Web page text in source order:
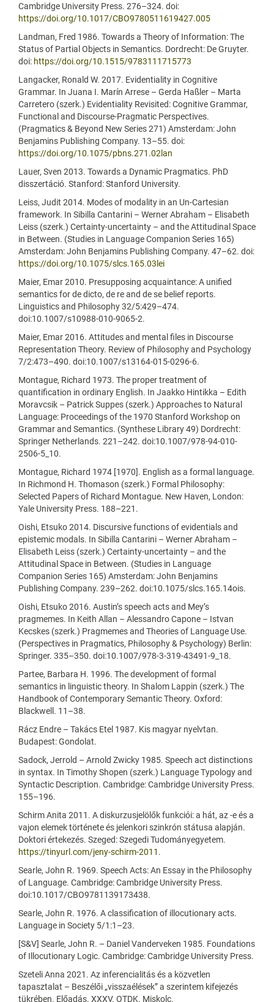
Cambridge University Press. 276–324. doi:
https://doi.org/10.1017/CBO9780511619427.005
Landman, Fred 1986. Towards a Theory of Information: The
Status of Partial Objects in Semantics. Dordrecht: De Gruyter.
doi: https://doi.org/10.1515/9783111715773
Langacker, Ronald W. 2017. Evidentiality in Cognitive
Grammar. In Juana I. Marín Arrese – Gerda Haßler – Marta
Carretero (szerk.) Evidentiality Revisited: Cognitive Grammar,
Functional and Discourse-Pragmatic Perspectives.
(Pragmatics & Beyond New Series 271) Amsterdam: John
Benjamins Publishing Company. 13–55. doi:
https://doi.org/10.1075/pbns.271.02lan
Lauer, Sven 2013. Towards a Dynamic Pragmatics. PhD
disszertáció. Stanford: Stanford University.
Leiss, Judit 2014. Modes of modality in an Un-Cartesian
framework. In Sibilla Cantarini – Werner Abraham – Elisabeth
Leiss (szerk.) Certainty-uncertainty – and the Attitudinal Space
in Between. (Studies in Language Companion Series 165)
Amsterdam: John Benjamins Publishing Company. 47–62. doi:
https://doi.org/10.1075/slcs.165.03lei
Maier, Emar 2010. Presupposing acquaintance: A unified
semantics for de dicto, de re and de se belief reports.
Linguistics and Philosophy 32/5:429–474.
doi:10.1007/s10988-010-9065-2.
Maier, Emar 2016. Attitudes and mental files in Discourse
Representation Theory. Review of Philosophy and Psychology
7/2:473–490. doi:10.1007/s13164-015-0296-6.
Montague, Richard 1973. The proper treatment of
quantification in ordinary English. In Jaakko Hintikka – Edith
Moravcsik – Patrick Suppes (szerk.) Approaches to Natural
Language: Proceedings of the 1970 Stanford Workshop on
Grammar and Semantics. (Synthese Library 49) Dordrecht:
Springer Netherlands. 221–242. doi:10.1007/978-94-010-
2506-5_10.
Montague, Richard 1974 [1970]. English as a formal language.
In Richmond H. Thomason (szerk.) Formal Philosophy:
Selected Papers of Richard Montague. New Haven, London:
Yale University Press. 188–221.
Oishi, Etsuko 2014. Discursive functions of evidentials and
epistemic modals. In Sibilla Cantarini – Werner Abraham –
Elisabeth Leiss (szerk.) Certainty-uncertainty – and the
Attitudinal Space in Between. (Studies in Language
Companion Series 165) Amsterdam: John Benjamins
Publishing Company. 239–262. doi:10.1075/slcs.165.14ois.
Oishi, Etsuko 2016. Austin’s speech acts and Mey’s
pragmemes. In Keith Allan – Alessandro Capone – Istvan
Kecskes (szerk.) Pragmemes and Theories of Language Use.
(Perspectives in Pragmatics, Philosophy & Psychology) Berlin:
Springer. 335–350. doi:10.1007/978-3-319-43491-9_18.
Partee, Barbara H. 1996. The development of formal
semantics in linguistic theory. In Shalom Lappin (szerk.) The
Handbook of Contemporary Semantic Theory. Oxford:
Blackwell. 11–38.
Rácz Endre – Takács Etel 1987. Kis magyar nyelvtan.
Budapest: Gondolat.
Sadock, Jerrold – Arnold Zwicky 1985. Speech act distinctions
in syntax. In Timothy Shopen (szerk.) Language Typology and
Syntactic Description. Cambridge: Cambridge University Press.
155–196.
Schirm Anita 2011. A diskurzusjelölők funkciói: a hát, az -e és a
vajon elemek története és jelenkori szinkrón státusa alapján.
Doktori értekezés. Szeged: Szegedi Tudományegyetem.
https://tinyurl.com/jeny-schirm-2011 .
Searle, John R. 1969. Speech Acts: An Essay in the Philosophy
of Language. Cambridge: Cambridge University Press.
doi:10.1017/CBO9781139173438.
Searle, John R. 1976. A classification of illocutionary acts.
Language in Society 5/1:1–23.
[S&V] Searle, John R. – Daniel Vanderveken 1985. Foundations
of Illocutionary Logic. Cambridge: Cambridge University Press.
Szeteli Anna 2021. Az inferencialitás és a közvetlen
tapasztalat – Beszélői „visszaélések” a szerintem kifejezés
tükrében. Előadás. XXXV. OTDK. Miskolc.